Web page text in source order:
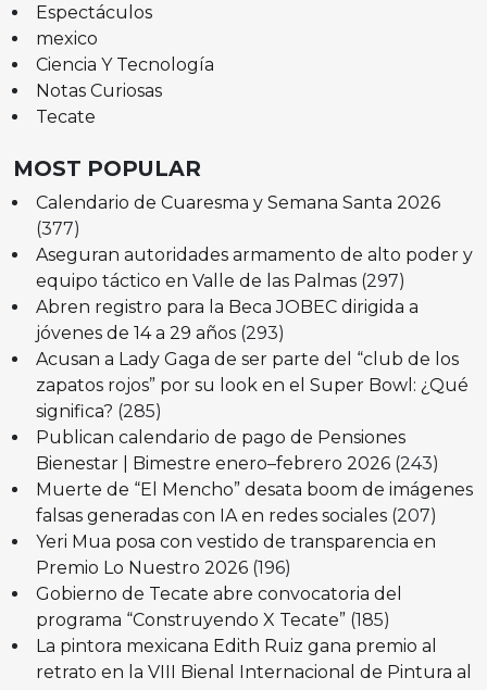
Espectáculos
mexico
Ciencia Y Tecnología
Notas Curiosas
Tecate
MOST POPULAR
Calendario de Cuaresma y Semana Santa 2026
(377)
Aseguran autoridades armamento de alto poder y
equipo táctico en Valle de las Palmas (297)
Abren registro para la Beca JOBEC dirigida a
jóvenes de 14 a 29 años (293)
Acusan a Lady Gaga de ser parte del “club de los
zapatos rojos” por su look en el Super Bowl: ¿Qué
significa? (285)
Publican calendario de pago de Pensiones
Bienestar | Bimestre enero–febrero 2026 (243)
Muerte de “El Mencho” desata boom de imágenes
falsas generadas con IA en redes sociales (207)
Yeri Mua posa con vestido de transparencia en
Premio Lo Nuestro 2026 (196)
Gobierno de Tecate abre convocatoria del
programa “Construyendo X Tecate” (185)
La pintora mexicana Edith Ruiz gana premio al
retrato en la VIII Bienal Internacional de Pintura al